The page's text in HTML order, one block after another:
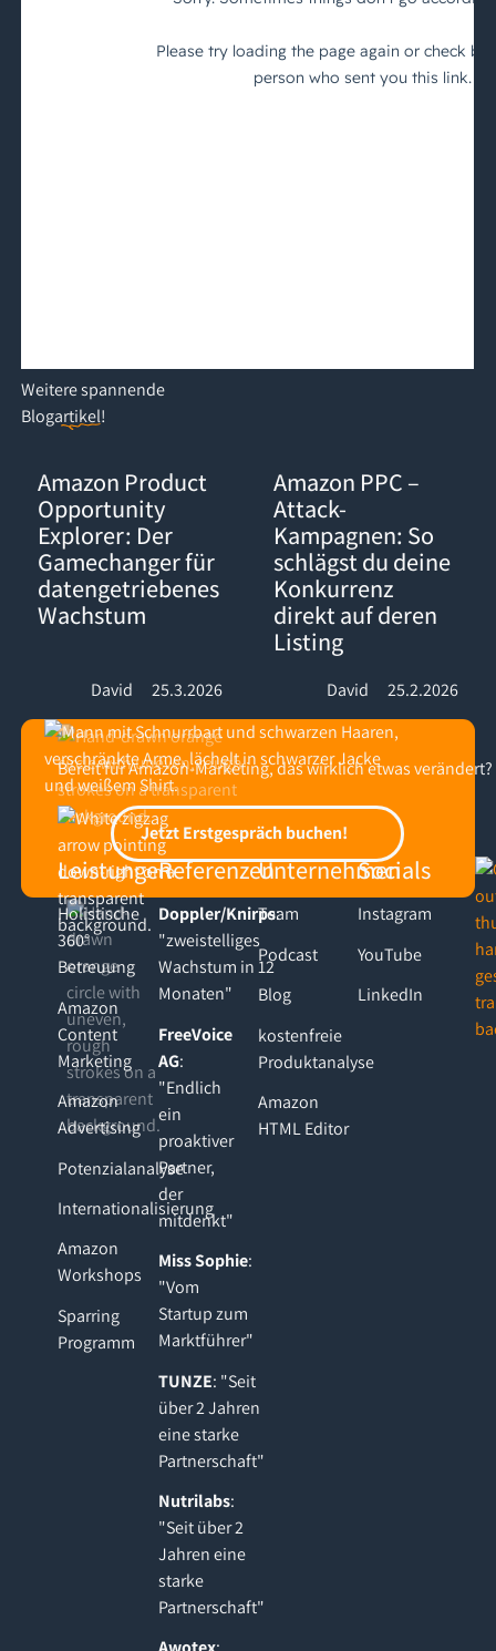
Weiterespannende
Blogartikel!
Amazon Product
Opportunity
Explorer: Der
Gamechanger für
datengetriebenes
Wachstum
David 25.3.2026
Amazon PPC –
Attack-
Kampagnen: So
schlägst du deine
Konkurrenz
direkt auf deren
Listing
David 25.2.2026
Bereit für Amazon-Marketing, das wirklich etwas verändert?
Jetzt Erstgespräch buchen!
Jetzt Erstgespräch buchen!
Leistungen
Holistische
360°
Betreuung
Amazon
Content
Marketing
Amazon
Advertising
Potenzialanalyse
Internationalisierung
Amazon
Workshops
Sparring
Programm
Referenzen
Doppler/Knirps:
"zweistelliges
Wachstum in 12
Monaten"
FreeVoice
AG:
"Endlich
ein
proaktiver
Partner,
der
mitdenkt"
Miss Sophie:
"Vom
Startup zum
Marktführer"
TUNZE: "Seit
über 2 Jahren
eine starke
Partnerschaft"
Nutrilabs:
"Seit über 2
Jahren eine
starke
Partnerschaft"
Unternehmen
Team
Podcast
Blog
kostenfreie
Produktanalyse
Amazon
HTML Editor
Socials
Instagram
YouTube
LinkedIn